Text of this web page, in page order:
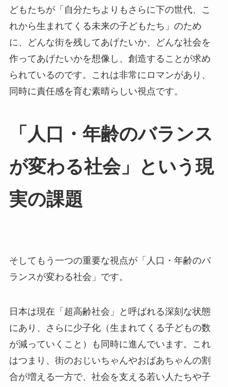
どもたちが「自分たちよりもさらに下の世代、こ
れから生まれてくる未来の子どもたち」のため
に、どんな街を残してあげたいか、どんな社会を
作ってあげたいかを想像し、創造することが求め
られているのです。これは非常にロマンがあり、
同時に責任感を育む素晴らしい視点です。
「人口・年齢のバランス
が変わる社会」という現
実の課題
そしてもう一つの重要な視点が「人口・年齢のバ
ランスが変わる社会」です。
日本は現在「超高齢社会」と呼ばれる深刻な状態
にあり、さらに少子化（生まれてくる子どもの数
が減っていくこと）も同時に進んでいます。これ
はつまり、街のおじいちゃんやおばあちゃんの割
合が増える一方で、社会を支える若い人たちや子